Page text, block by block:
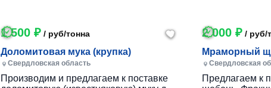
Содержание CaCO3 не менее 98%.
Фасовка: М...
1 500 ₽ / руб/тонна
Доломитовая мука (крупка)
Свердловская область
Производим и предлагаем к поставке
2 000 ₽ / руб/
Мраморный
Свердловская
Предлагаем к